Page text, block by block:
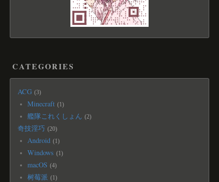
CATEGORIES
ACG 3
Minecraft 1
艦隊これくしょん 2
奇技淫巧 20
Android 1
Windows 1
macOS 4
树莓派 1